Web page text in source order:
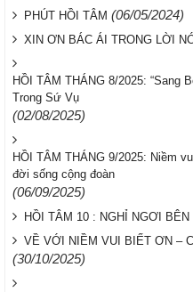
PHÚT HỒI TÂM (06/05/2024)
XIN ƠN BÁC ÁI TRONG LỜI
HỒI TÂM THÁNG 8/2025: “Sang
Trong Sứ Vụ
(02/08/2025)
HỒI TÂM THÁNG 9/2025: Niềm
đời sống cộng đoàn
(06/09/2025)
HỒI TÂM 10 : NGHỈ NGƠI BÊN
VỀ VỚI NIỀM VUI BIẾT ƠN –
(30/10/2025)